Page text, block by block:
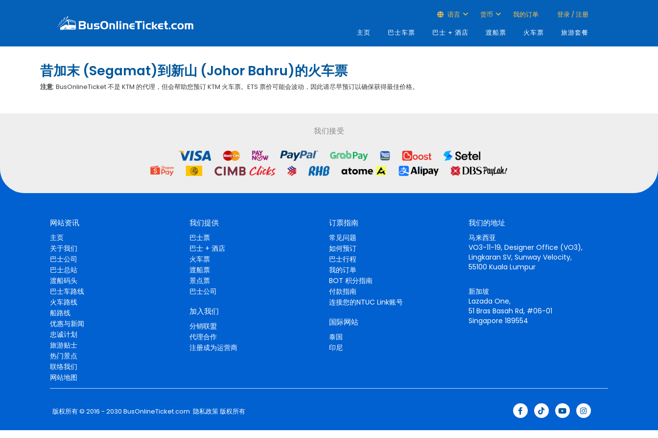
语言 货币 我的订单
登录 / 注册
主页
巴士车票 巴士 + 酒店 渡船票 火车票 旅游套餐
昔加末 (Segamat)到新山 (Johor Bahru)的火车票
注意: BusOnlineTicket 不是 KTM 的代理，但会帮助您预订 KTM 火车票。ETS 票价可能会波动，因此请尽早预订以确保获得最佳价格。
我们接受
网站资讯
主页
关于我们
巴士公司
巴士总站
渡船码头
巴士车路线
火车路线
船路线
优惠与新闻
忠诚计划
旅游贴士
热门景点
联络我们
网站地图
我们提供
巴士票
巴士 + 酒店
火车票
渡船票
景点票
巴士公司
加入我们
分销联盟
代理合作
注册成为运营商
订票指南
常见问题
如何预订
巴士行程
我的订单
BOT 积分指南
付款指南
连接您的NTUC Link账号
国际网站
泰国
印尼
我们的地址
马来西亚
VO3-11-19, Designer Office (VO3),
Lingkaran SV, Sunway Velocity,
55100 Kuala Lumpur
新加坡
Lazada One,
51 Bras Basah Rd, #06-01
Singapore 189554
版权所有 © 2016 - 2030 BusOnlineTicket.com 隐私政策版权所有